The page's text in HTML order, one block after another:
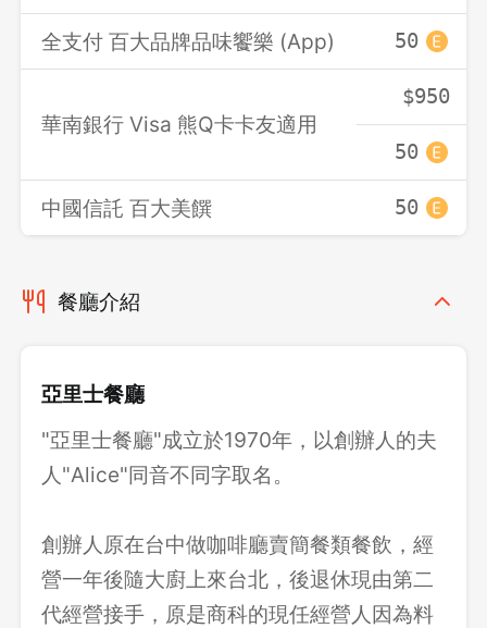
全支付 百大品牌品味饗樂 (App) 50
華南銀行 Visa 熊Q卡卡友適用
$950
50
中國信託 百大美饌 50
餐廳介紹
亞里士餐廳
"亞里士餐廳"成立於1970年，以創辦人的夫
人"Alice"同音不同字取名。
​創辦人原在台中做咖啡廳賣簡餐類餐飲，經
營一年後隨大廚上來台北，後退休現由第二
代經營接手，原是商科的現任經營人因為料